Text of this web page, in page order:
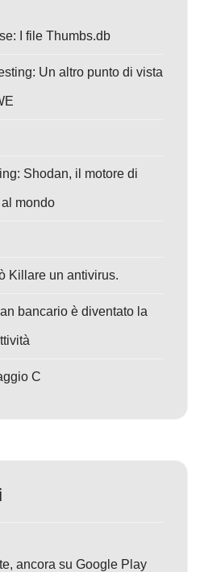
I file Thumbs.db
Un altro punto di vista
Shodan, il motore di
mondo
Killare un antivirus.
bancario è diventato la
C
ancora su Google Play